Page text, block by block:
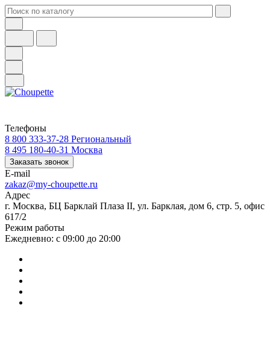
Телефоны
8 800 333-37-28 Региональный
8 495 180-40-31 Москва
Заказать звонок
E-mail
zakaz@my-choupette.ru
Адрес
г. Москва, БЦ Барклай Плаза II, ул. Барклая, дом 6, стр. 5, офис
617/2
Режим работы
Ежедневно: с 09:00 до 20:00